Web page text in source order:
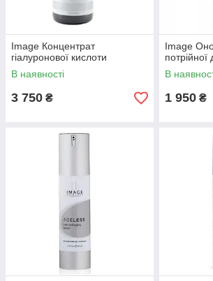
Image Концентрат
гіалуронової кислоти
В наявності
3 750 ₴
Image
потрійної
В
1 950 ₴